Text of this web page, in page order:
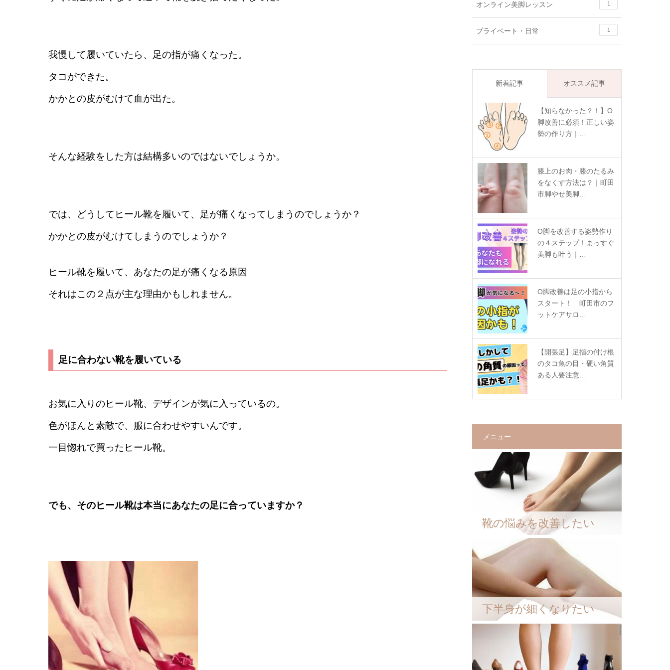
我慢して履いていたら、足の指が痛くなった。
タコができた。
かかとの皮がむけて血が出た。
そんな経験をした方は結構多いのではないでしょうか。
では、どうしてヒール靴を履いて、足が痛くなってしまうのでしょうか？
かかとの皮がむけてしまうのでしょうか？
ヒール靴を履いて、あなたの足が痛くなる原因
それはこの２点が主な理由かもしれません。
足に合わない靴を履いている
お気に入りのヒール靴、デザインが気に入っているの。
色がほんと素敵で、服に合わせやすいんです。
一目惚れで買ったヒール靴。
でも、そのヒール靴は本当にあなたの足に合っていますか？
オンライン美脚レッスン 1
プライベート・日常 1
新着記事 オススメ記事
【知らなかった？！】O
脚改善に必須！正しい姿
勢の作り方｜…
膝上のお肉・膝のたるみ
をなくす方法は？｜町田
市脚やせ美脚…
O脚を改善する姿勢作り
の４ステップ！まっすぐ
美脚も叶う｜…
O脚改善は足の小指から
スタート！ 町田市のフ
ットケアサロ…
【開張足】足指の付け根
のタコ魚の目・硬い角質
ある人要注意…
メニュー
靴の悩みを改善したい
下半身が細くなりたい